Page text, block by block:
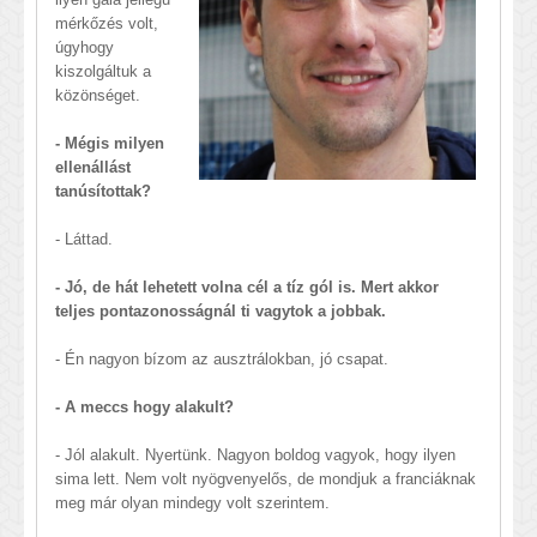
mérkőzés volt,
úgyhogy
kiszolgáltuk a
közönséget.
- Mégis milyen
ellenállást
tanúsítottak?
- Láttad.
- Jó, de hát lehetett volna cél a tíz gól is. Mert akkor
teljes pontazonosságnál ti vagytok a jobbak.
- Én nagyon bízom az ausztrálokban, jó csapat.
- A meccs hogy alakult?
- Jól alakult. Nyertünk. Nagyon boldog vagyok, hogy ilyen
sima lett. Nem volt nyögvenyelős, de mondjuk a franciáknak
meg már olyan mindegy volt szerintem.